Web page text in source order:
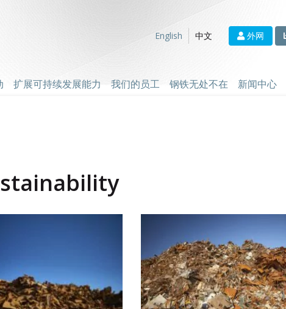
English
中文 外网
扩展可持续发展能力 我们的员工 钢铁无处不在 新闻中心